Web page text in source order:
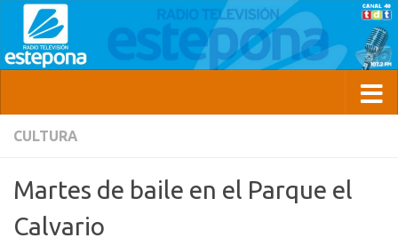
CULTURA
Martes de baile en el Parque el
Calvario